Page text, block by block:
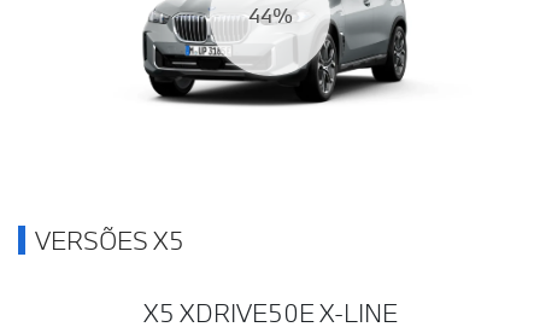
50%
VERSÕES X5
X5 XDRIVE50E X-LINE